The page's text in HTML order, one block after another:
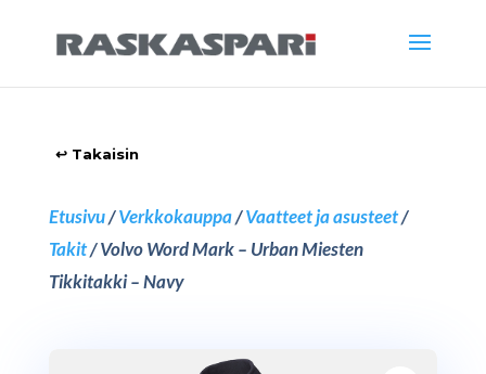
Etusivu/Verkkokauppa/Vaatteet ja asusteet/
Takit/ Volvo Word Mark – Urban Miesten
Tikkitakki – Navy